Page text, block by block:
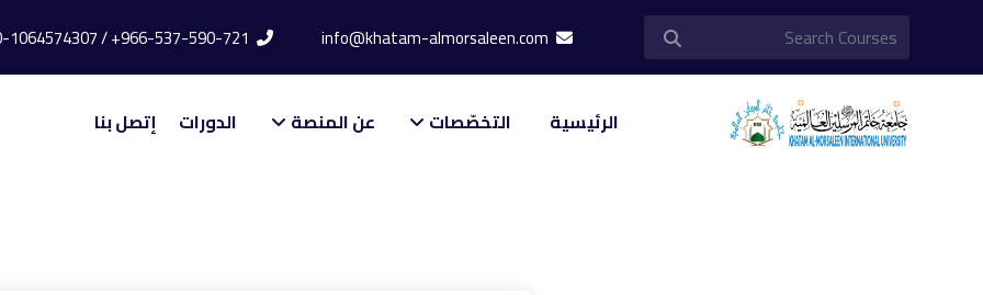
الرئيسية التخصّصات عن المنصة الدورات إتصل بنا